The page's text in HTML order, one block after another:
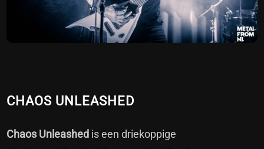
CHAOS UNLEASHED
Chaos Unleashed is een driekoppige